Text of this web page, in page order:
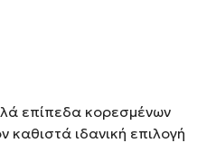
επίπεδα κορεσμένων
καθιστά ιδανική επιλογή